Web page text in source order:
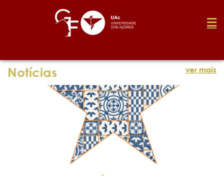
Fundação
Notícias ver mais